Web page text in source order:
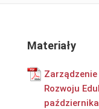
Materiały
Rozwoju